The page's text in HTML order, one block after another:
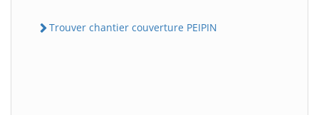
Trouver chantier couverture PEIPIN